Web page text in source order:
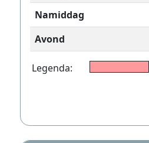
Namiddag
Avond
Legenda: